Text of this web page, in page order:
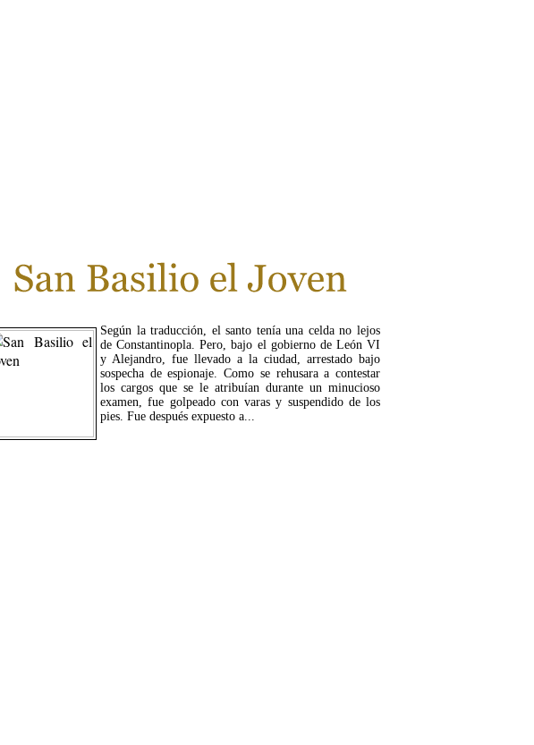
Según la traducción, el santo tenía una celda no lejos
de Constantinopla. Pero, bajo el gobierno de León VI
y Alejandro, fue llevado a la ciudad, arrestado bajo
sospecha de espionaje. Como se rehusara a contestar
los cargos que se le atribuían durante un minucioso
examen, fue golpeado con varas y suspendido de los
pies. Fue después expuesto a...